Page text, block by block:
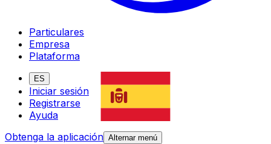
Particulares
Empresa
Plataforma
ES
Iniciar sesión
Registrarse
Ayuda
Obtenga la aplicación Alternar menú